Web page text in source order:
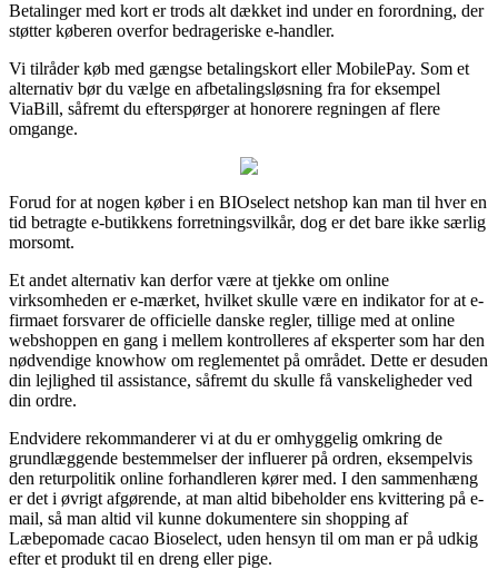
Betalinger med kort er trods alt dækket ind under en forordning, der
støtter køberen overfor bedrageriske e-handler.
Vi tilråder køb med gængse betalingskort eller MobilePay. Som et
alternativ bør du vælge en afbetalingsløsning fra for eksempel
ViaBill, såfremt du efterspørger at honorere regningen af flere
omgange.
Forud for at nogen køber i en BIOselect netshop kan man til hver en
tid betragte e-butikkens forretningsvilkår, dog er det bare ikke særlig
morsomt.
Et andet alternativ kan derfor være at tjekke om online
virksomheden er e-mærket, hvilket skulle være en indikator for at e-
firmaet forsvarer de officielle danske regler, tillige med at online
webshoppen en gang i mellem kontrolleres af eksperter som har den
nødvendige knowhow om reglementet på området. Dette er desuden
din lejlighed til assistance, såfremt du skulle få vanskeligheder ved
din ordre.
Endvidere rekommanderer vi at du er omhyggelig omkring de
grundlæggende bestemmelser der influerer på ordren, eksempelvis
den returpolitik online forhandleren kører med. I den sammenhæng
er det i øvrigt afgørende, at man altid bibeholder ens kvittering på e-
mail, så man altid vil kunne dokumentere sin shopping af
Læbepomade cacao Bioselect, uden hensyn til om man er på udkig
efter et produkt til en dreng eller pige.